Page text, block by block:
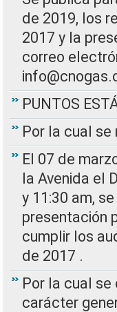
de 2019, los
2017 y la
correo
PUNTOS
Por la cual se
El 07 de
la Avenida el
y 11:30 am,
presentación
cumplir los
de 2017 .
Por la cual
carácter